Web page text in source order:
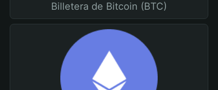
Billetera de Bitcoin (BTC)